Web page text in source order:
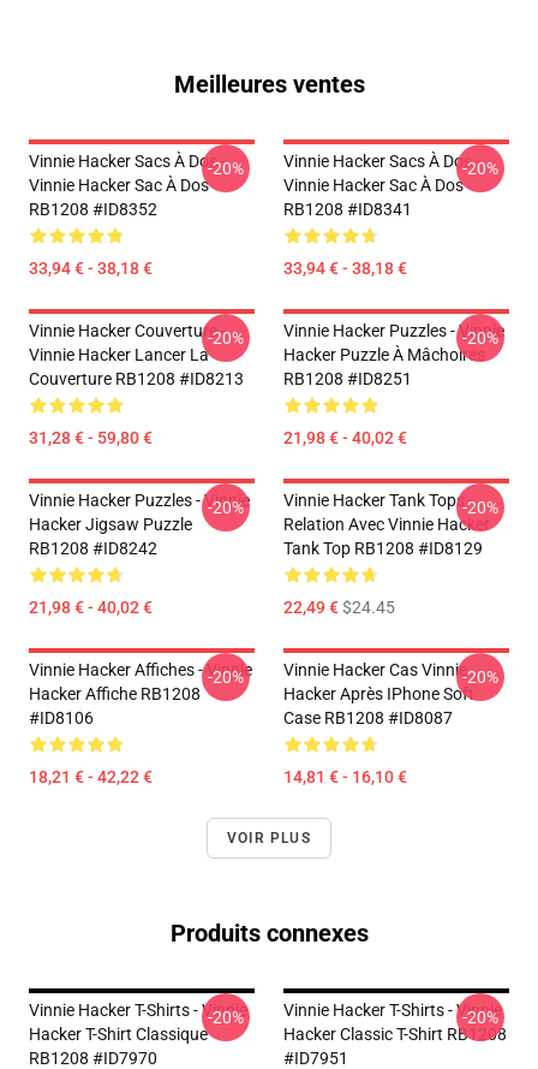
Meilleures ventes
Vinnie Hacker Sacs À Dos -
Vinnie Hacker Sac À Dos
RB1208 #ID8352
33,94 € - 38,18 €
-20%
Vinnie Hacker Sacs À Dos -
Vinnie Hacker Sac À Dos
RB1208 #ID8341
33,94 € - 38,18 €
-20%
Vinnie Hacker Couverture -
Vinnie Hacker Lancer La
Couverture RB1208 #ID8213
31,28 € - 59,80 €
-20%
Vinnie Hacker Puzzles - Vinnie
Hacker Puzzle À Mâchoires
RB1208 #ID8251
21,98 € - 40,02 €
-20%
Vinnie Hacker Puzzles - Vinnie
Hacker Jigsaw Puzzle
RB1208 #ID8242
21,98 € - 40,02 €
-20%
Vinnie Hacker Tank Tops -
Relation Avec Vinnie Hacker
Tank Top RB1208 #ID8129
22,49 €$24.45
-20%
Vinnie Hacker Affiches - Vinnie
Hacker Affiche RB1208
#ID8106
18,21 € - 42,22 €
-20%
Vinnie Hacker Cas Vinnie
Hacker Après IPhone Soft
Case RB1208 #ID8087
14,81 € - 16,10 €
-20%
VOIR PLUS
Produits connexes
Vinnie Hacker T-Shirts - Vinnie
Hacker T-Shirt Classique
RB1208 #ID7970
-20%
Vinnie Hacker T-Shirts - Vinnie
Hacker Classic T-Shirt RB1208
#ID7951
-20%